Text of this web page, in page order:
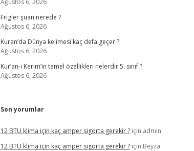
Ağustos 6, 2026
Frigler şuan nerede ?
Ağustos 6, 2026
Kuran’da Dünya kelimesi kaç defa geçer ?
Ağustos 6, 2026
Kur’an-ı Kerim’in temel özellikleri nelerdir 5. sınıf ?
Ağustos 6, 2026
Son yorumlar
12 BTU klima için kaç amper sigorta gerekir ?için admin
12 BTU klima için kaç amper sigorta gerekir ?için Beyza